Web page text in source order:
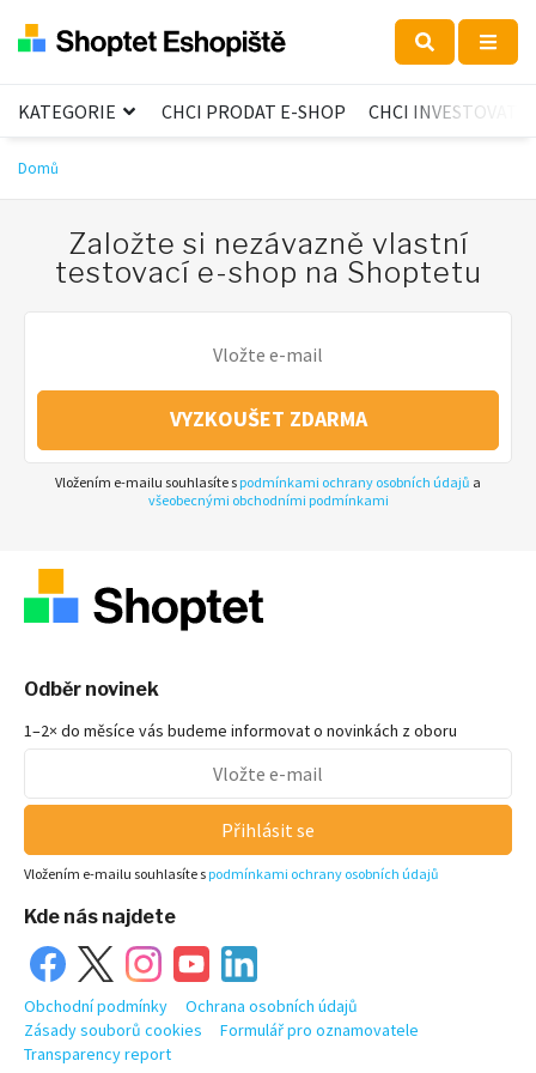
KATEGORIE CHCI PRODAT E-SHOP CHCI INVESTOVAT
Domů
Založte si nezávazně vlastní
testovací e-shop na Shoptetu
VYZKOUŠET ZDARMA
Vložením e-mailu souhlasíte s podmínkami ochrany osobních údajů a
všeobecnými obchodními podmínkami
Odběr novinek
1–2× do měsíce vás budeme informovat o novinkách z oboru
Přihlásit se
Vložením e-mailu souhlasíte s podmínkami ochrany osobních údajů
Kde nás najdete
Obchodní podmínky
Ochrana osobních údajů
Zásady souborů cookies
Formulář pro oznamovatele
Transparency report